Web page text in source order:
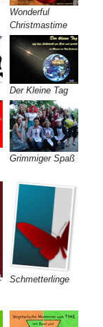
Wonderful
Christmastime
Der Kleine Tag
Grimmiger Spaß
Schmetterlinge